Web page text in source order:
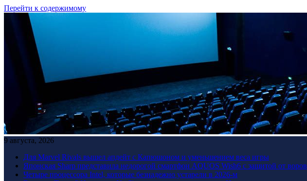
Перейти к содержимому
9 августа, 2026
Для Marvel Rivals вышел апдейт с Капюшоном и уменьшением веса игры
Японская Sharp представила недорогой смартфон AQUOS Wish6 с защитой от воров
Четыре процессора Intel, которые безнадежно устарели в 2026-м